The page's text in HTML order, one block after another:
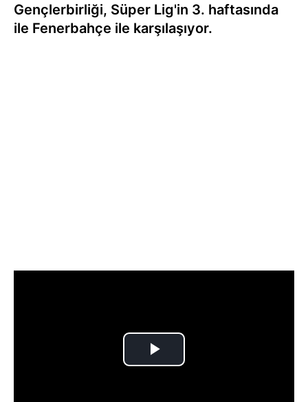
Gençlerbirliği, Süper Lig'in 3. haftasında
ile Fenerbahçe ile karşılaşıyor.